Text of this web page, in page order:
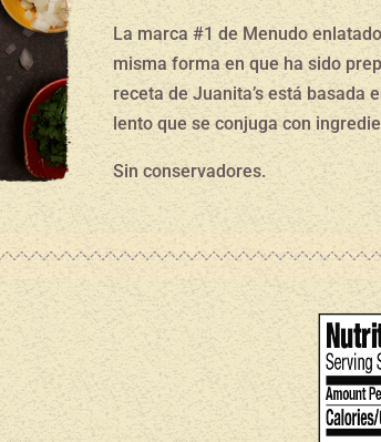
La marca #1 de Menudo
misma forma en que ha sido
receta de Juanita’s está basada
lento que se conjuga con
Sin conservadores.